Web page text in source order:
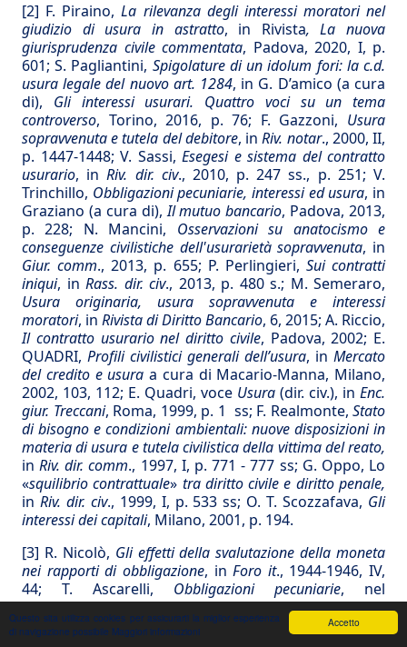
Accetto
Questo sita utilizza cookies per assicurarti la miglior esperienza
di navigazione possibile Maggiori informazioni
[2] F. Piraino,La rilevanza degli interessi moratori nel
giudizio di usura in astratto, in Rivista, La nuova
giurisprudenza civile commentata, Padova, 2020, I, p.
601; S. Pagliantini, Spigolature di un idolum fori: la c.d.
usura legale del nuovo art. 1284, in G. D’amico (a cura
di), Gli interessi usurari. Quattro voci su un tema
controverso, Torino, 2016, p. 76; F. Gazzoni, Usura
sopravvenuta e tutela del debitore, inRiv. notar., 2000, II,
p. 1447-1448; V. Sassi, Esegesi e sistema del contratto
usurario, inRiv. dir. civ., 2010, p. 247 ss., p. 251; V.
Trinchillo, Obbligazioni pecuniarie, interessi ed usura, in
Graziano (a cura di),Il mutuo bancario, Padova, 2013,
p. 228; N. Mancini, Osservazioni su anatocismo e
conseguenze civilistiche dell'usurarietà sopravvenuta, in
Giur. comm., 2013, p. 655; P. Perlingieri, Sui contratti
iniqui, in Rass. dir. civ., 2013, p. 480 s.; M. Semeraro,
Usura originaria, usura sopravvenuta e interessi
moratori, in Rivista di Diritto Bancario, 6, 2015; A. Riccio,
Il contratto usurario nel diritto civile, Padova, 2002; E.
QUADRI, Profili civilistici generali dell’usura, in Mercato
del credito e usura a cura di Macario-Manna, Milano,
2002, 103, 112; E. Quadri, voce Usura (dir. civ.), in Enc.
giur. Treccani, Roma, 1999, p. 1 ss; F. Realmonte, Stato
di bisogno e condizioni ambientali: nuove disposizioni in
materia di usura e tutela civilistica della vittima del reato,
inRiv. dir. comm., 1997, I, p. 771 - 777 ss; G. Oppo, Lo
«squilibrio contrattuale» tra diritto civile e diritto penale,
in Riv. dir. civ., 1999, I, p. 533 ss; O. T. Scozzafava, Gli
interessi dei capitali, Milano, 2001, p. 194.
[3] R. Nicolò, Gli effetti della svalutazione della moneta
nei rapporti di obbligazione, inForo it., 1944-1946, IV,
44; T. Ascarelli, Obbligazioni pecuniarie, nel
Commentario Scialoja-Branca, inForo it.,Bologna,
1959,subartt. 1277-1284, p. 564.